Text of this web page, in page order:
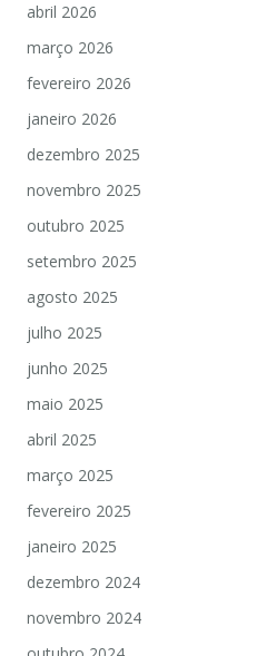
abril 2026
março 2026
fevereiro 2026
janeiro 2026
dezembro 2025
novembro 2025
outubro 2025
setembro 2025
agosto 2025
julho 2025
junho 2025
maio 2025
abril 2025
março 2025
fevereiro 2025
janeiro 2025
dezembro 2024
novembro 2024